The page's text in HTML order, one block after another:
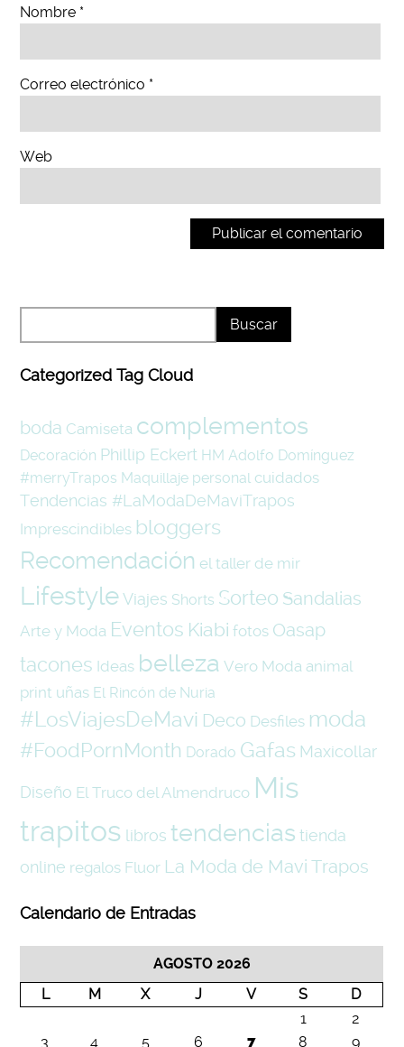
Nombre *
Correo electrónico *
Web
Categorized Tag Cloud
boda Camiseta complementos
Decoración Phillip Eckert HM Adolfo Domínguez
#merryTrapos Maquillaje personal cuidados
Tendencias #LaModaDeMaviTrapos
Imprescindibles bloggers
Recomendación el taller de mir
Lifestyle Viajes Shorts Sorteo Sandalias
Arte y Moda Eventos Kiabi fotos Oasap
tacones Ideas belleza Vero Moda animal
print uñas El Rincón de Nuria
#LosViajesDeMavi Deco Desfiles moda
#FoodPornMonth Dorado Gafas Maxicollar
Diseño El Truco del Almendruco Mis
trapitos libros tendencias tienda
online regalos Fluor La Moda de Mavi Trapos
Calendario de Entradas
AGOSTO 2026
L
M X J V S
D
1
2
3
4 5 6 7 8 9